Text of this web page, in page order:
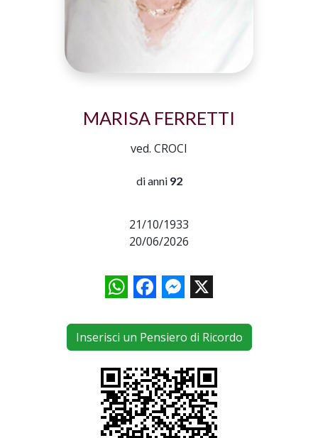
MARISA FERRETTI
ved. CROCI
di anni 92
21/10/1933
20/06/2026
WhatsAppFacebookMessenger
X
Inserisci un Pensiero di Ricordo